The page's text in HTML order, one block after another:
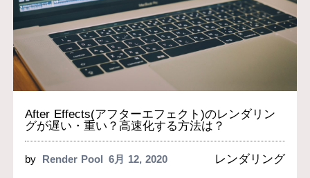
After Effects(アフターエフェクト)のレンダリン
グが遅い・重い？高速化する方法は？
by Render Pool 6月 12, 2020 レンダリング